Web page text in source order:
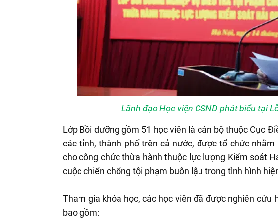
Lãnh đạo Học viện CSND phát biểu tại
Lớp Bồi dưỡng gồm 51 học viên là cán bộ thuộc Cục
các tỉnh, thành phố trên cả nước, được tổ chức
cho công chức thừa hành thuộc lực lượng Kiểm soát
cuộc chiến chống tội phạm buôn lậu trong tình hình
Tham gia khóa học, các học viên đã được nghiên cứu
bao gồm: